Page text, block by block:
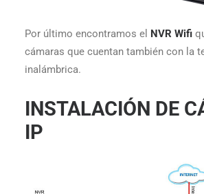
Por último encontramos el NVR Wifi
cámaras que cuentan también con la
inalámbrica.
INSTALACIÓN DE
IP